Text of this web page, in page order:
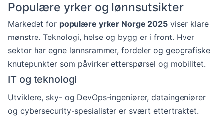
Populære yrker og lønnsutsikter
Markedet for populære yrker Norge 2025 viser klare
mønstre. Teknologi, helse og bygg er i front. Hver
sektor har egne lønnsrammer, fordeler og geografiske
knutepunkter som påvirker etterspørsel og mobilitet.
IT og teknologi
Utviklere, sky- og DevOps-ingeniører, dataingeniører
og cybersecurity-spesialister er svært ettertraktet.